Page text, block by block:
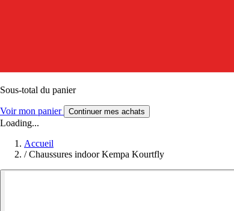
Sous-total du panier
Voir mon panier Continuer mes achats
Loading...
Accueil
/ Chaussures indoor Kempa Kourtfly